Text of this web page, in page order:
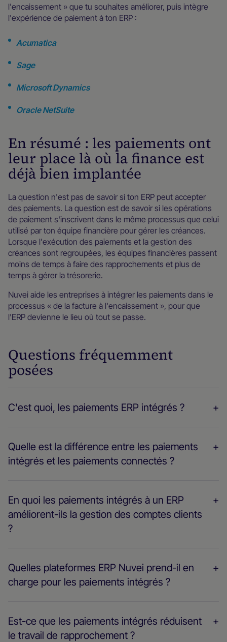
l'encaissement » que tu souhaites améliorer, puis intègre
l'expérience de paiement à ton ERP :
Acumatica
Sage
Microsoft Dynamics
Oracle NetSuite
En résumé : les paiements ont
leur place là où la finance est
déjà bien implantée
La question n'est pas de savoir si ton ERP peut accepter
des paiements. La question est de savoir si les opérations
de paiement s'inscrivent dans le même processus que celui
utilisé par ton équipe financière pour gérer les créances.
Lorsque l'exécution des paiements et la gestion des
créances sont regroupées, les équipes financières passent
moins de temps à faire des rapprochements et plus de
temps à gérer la trésorerie.
Nuvei aide les entreprises à intégrer les paiements dans le
processus « de la facture à l'encaissement », pour que
l'ERP devienne le lieu où tout se passe.
Questions fréquemment
posées
C'est quoi, les paiements ERP intégrés ?
Quelle est la différence entre les paiements
intégrés et les paiements connectés ?
En quoi les paiements intégrés à un ERP
améliorent-ils la gestion des comptes clients
?
Quelles plateformes ERP Nuvei prend-il en
charge pour les paiements intégrés ?
Est-ce que les paiements intégrés réduisent
le travail de rapprochement ?